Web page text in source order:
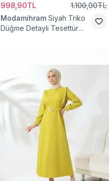
998,90TL 1.100,00TL
Modamihram Siyah Triko
Düğme Detaylı Tesettür